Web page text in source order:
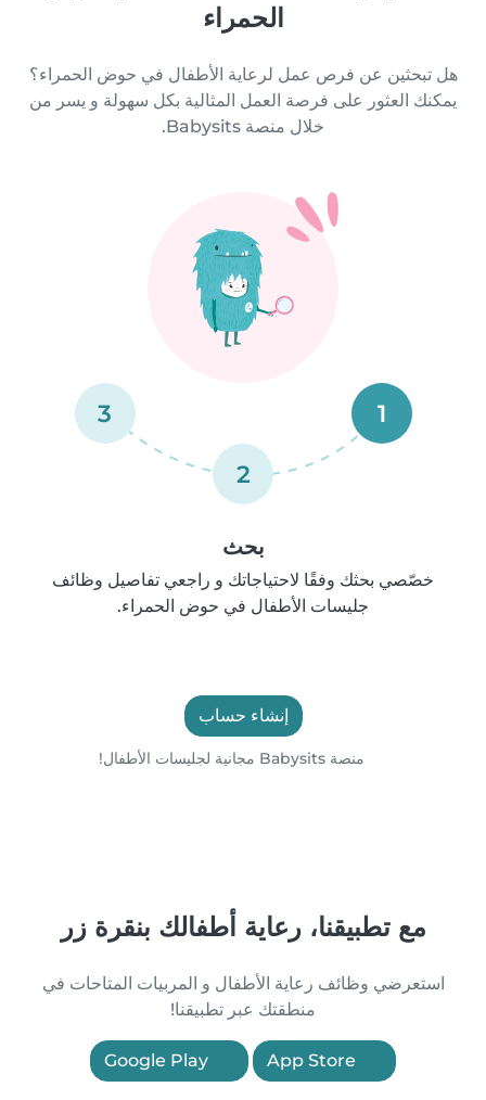
الحمراء
هل تبحثين عن فرص عمل لرعاية الأطفال في حوض الحمراء؟
يمكنك العثور على فرصة العمل المثالية بكل سهولة و يسر من
خلال منصة Babysits.
1
2
3
بحث
خصّصي بحثك وفقًا لاحتياجاتك و راجعي تفاصيل وظائف
جليسات الأطفال في حوض الحمراء.
إنشاء حساب
منصة Babysits مجانية لجليسات الأطفال!
مع تطبيقنا، رعاية أطفالك بنقرة زر
استعرضي وظائف رعاية الأطفال و المربيات المتاحات في
منطقتك عبر تطبيقنا!